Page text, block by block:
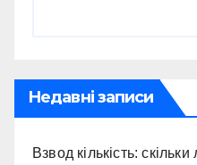
Недавні записи
Взвод кількість: